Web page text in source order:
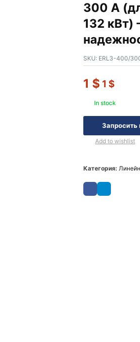
300 А
132
SKU: ERL3-400/
1 $ 1 $
In stock
Запросить
Add to wishlist
Категория: